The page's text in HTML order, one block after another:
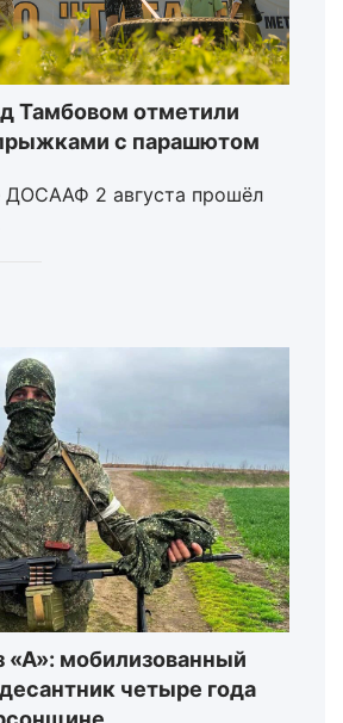
Тамбовом отметили
с парашютом
ДОСААФ 2 августа прошёл
«А»: мобилизованный
четыре года